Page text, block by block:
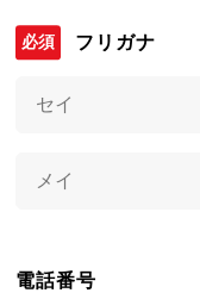
フリガナ
電話番号